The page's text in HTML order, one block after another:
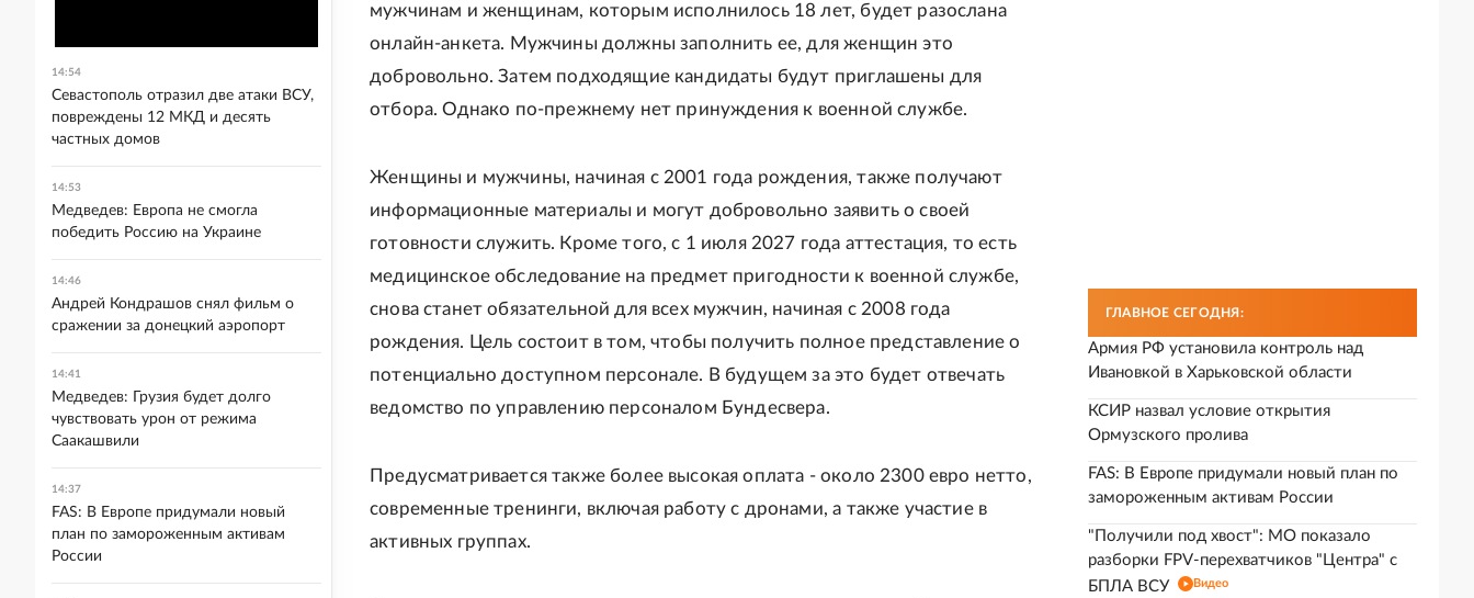
мужчинам и женщинам, которым исполнилось 18 лет, будет разослана
онлайн-анкета. Мужчины должны заполнить ее, для женщин это
добровольно. Затем подходящие кандидаты будут приглашены для
отбора. Однако по-прежнему нет принуждения к военной службе.
Женщины и мужчины, начиная с 2001 года рождения, также получают
информационные материалы и могут добровольно заявить о своей
готовности служить. Кроме того, с 1 июля 2027 года аттестация, то есть
медицинское обследование на предмет пригодности к военной службе,
снова станет обязательной для всех мужчин, начиная с 2008 года
рождения. Цель состоит в том, чтобы получить полное представление о
потенциально доступном персонале. В будущем за это будет отвечать
ведомство по управлению персоналом Бундесвера.
Предусматривается также более высокая оплата - около 2300 евро нетто,
современные тренинги, включая работу с дронами, а также участие в
активных группах.
ГЛАВНОЕ СЕГОДНЯ:
Армия РФ установила контроль над
Ивановкой в Харьковской области
КСИР назвал условие открытия
Ормузского пролива
FAS: В Европе придумали новый план по
замороженным активам России
"Получили под хвост": МО показало
разборки FPV-перехватчиков "Центра" с
БПЛА ВСУ
Видео
14:54
Севастополь отразил две атаки ВСУ,
повреждены 12 МКД и десять
частных домов
14:53
Медведев: Европа не смогла
победить Россию на Украине
14:46
Андрей Кондрашов снял фильм о
сражении за донецкий аэропорт
14:41
Медведев: Грузия будет долго
чувствовать урон от режима
Саакашвили
14:37
FAS: В Европе придумали новый
план по замороженным активам
России